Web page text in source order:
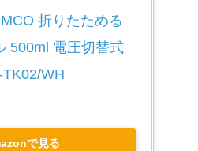
折りたためる
500ml 電圧切替式
WH
で見る